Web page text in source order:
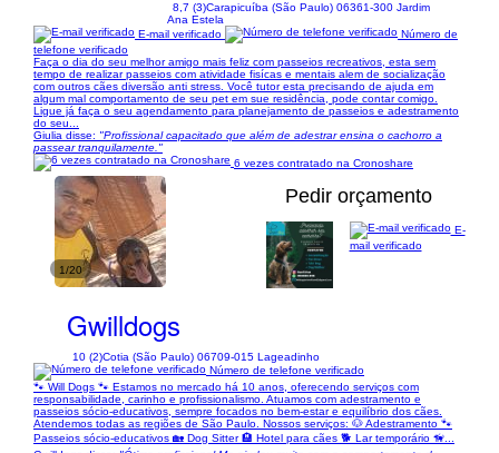
8,7 (3)Carapicuíba (São Paulo) 06361-300 Jardim
Ana Estela
E-mail verificado
Número de
telefone verificado
Faça o dia do seu melhor amigo mais feliz com passeios recreativos, esta sem
tempo de realizar passeios com atividade fisícas e mentais alem de socialização
com outros cães diversão anti stress. Você tutor esta precisando de ajuda em
algum mal comportamento de seu pet em sue residência, pode contar comigo.
Ligue já faça o seu agendamento para planejamento de passeios e adestramento
do seu...
Giulia disse: "Profissional capacitado que além de adestrar ensina o cachorro a
passear tranquilamente."
6 vezes contratado na Cronoshare
1/20
Pedir orçamento
Gwilldogs
10 (2)Cotia (São Paulo) 06709-015 Lageadinho
E-
mail verificado
Número de telefone verificado
🐾 Will Dogs 🐾 Estamos no mercado há 10 anos, oferecendo serviços com
responsabilidade, carinho e profissionalismo. Atuamos com adestramento e
passeios sócio-educativos, sempre focados no bem-estar e equilíbrio dos cães.
Atendemos todas as regiões de São Paulo. Nossos serviços: 🐶 Adestramento 🐾
Passeios sócio-educativos 🏡 Dog Sitter 🏨 Hotel para cães 🐕 Lar temporário 🦮...